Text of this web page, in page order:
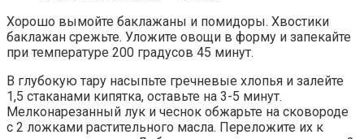
Хорошо вымойте баклажаны и помидоры. Хвостики
баклажан срежьте. Уложите овощи в форму и запекайте
при температуре 200 градусов 45 минут.
В глубокую тару насыпьте гречневые хлопья и залейте
1,5 стаканами кипятка, оставьте на 3-5 минут.
Мелконарезанный лук и чеснок обжарьте на сковороде
с 2 ложками растительного масла. Переложите их к